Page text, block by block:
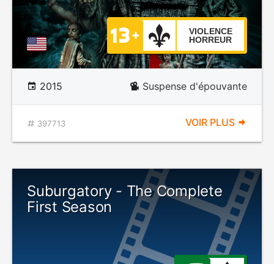
VIOLENCE
HORREUR
2015 Suspense d'épouvante
397713 VOIR PLUS
Suburgatory - The Complete
First Season